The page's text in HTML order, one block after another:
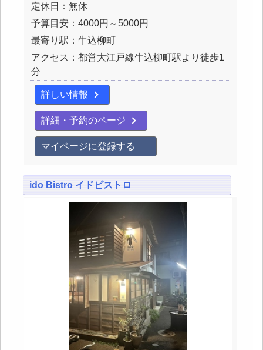
定休日：無休
予算目安：4000円～5000円
最寄り駅：牛込柳町
アクセス：都営大江戸線牛込柳町駅より徒歩1
分
詳しい情報
詳細・予約のページ
マイページに登録する
ido Bistro イドビストロ